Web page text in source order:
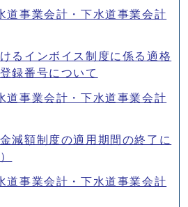
道事業会計・下水道事業会計
るインボイス制度に係る適格
録番号について
道事業会計・下水道事業会計
減額制度の適用期間の終了に
道事業会計・下水道事業会計